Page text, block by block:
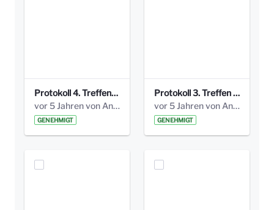
Protokoll 4. Treffen_20141113 AG Bismarckplatz.pdf
vor 5 Jahren von Anni Schlumberger
GENEHMIGT
Protokoll 3. Treffen 20141016 AG Bismarckplatz.pdf
vor 5 Jahren von Anni Schlumberger
GENEHMIGT